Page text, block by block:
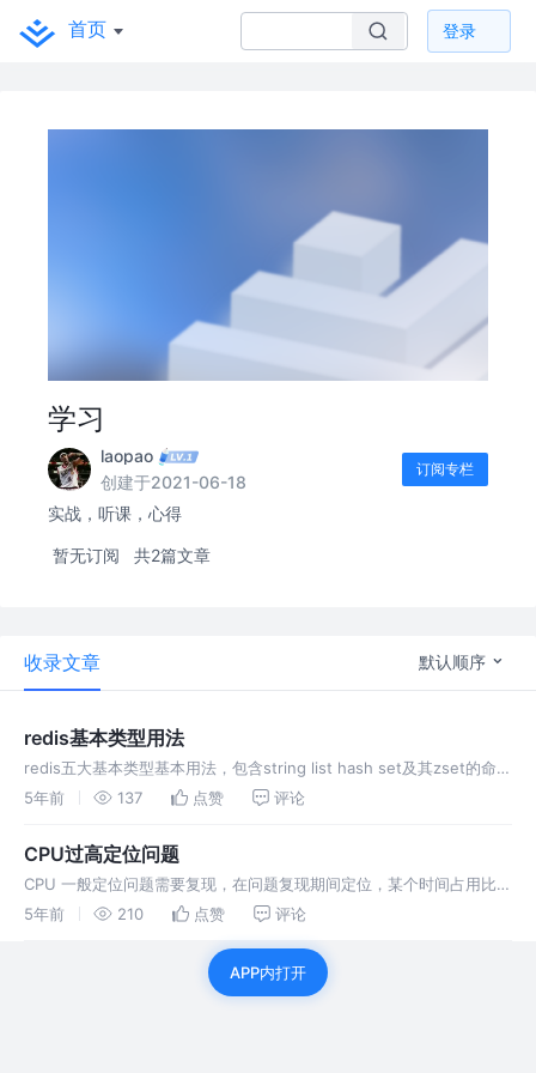
首页 登录
学习
laopao
创建于2021-06-18
订阅专栏
实战，听课，心得
暂无订阅 共2篇文章
收录文章 默认顺序
redis基本类型用法
redis五大基本类型基本用法，包含string list hash set及其zset的命令
基本用法。
5年前 137 点赞 评论
CPU过高定位问题
CPU 一般定位问题需要复现，在问题复现期间定位，某个时间占用比较
高的话，可以借助监控工具，当占用高时，推送告警，然后定位。
5年前 210 点赞 评论
APP内打开